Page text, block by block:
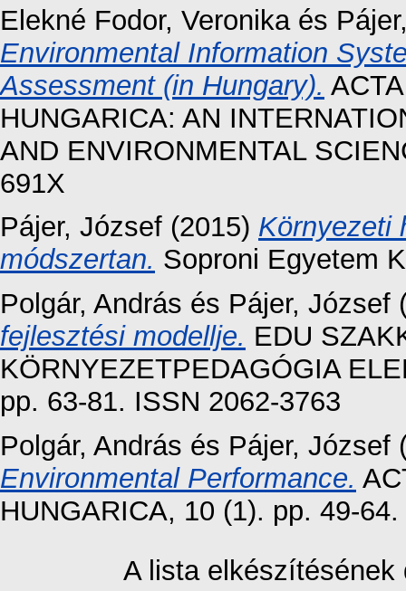
Elekné Fodor, Veronikaés
Environmental Information
Assessment (in Hungary).
HUNGARICA: AN
AND ENVIRONMENTAL
691X
Pájer, József (2015) Környezeti
módszertan. Soproni Egyetem
Polgár, András és Pájer, József
fejlesztési modellje. EDU
KÖRNYEZETPEDAGÓGIA
pp. 63-81. ISSN 2062-3763
Polgár, András és Pájer, József
Environmental Performance.
HUNGARICA, 10 (1). pp. 49-
A lista